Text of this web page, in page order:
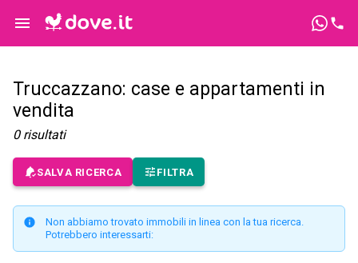
Truccazzano: case e appartamenti in
vendita
0 risultati
SALVA RICERCA FILTRA
Non abbiamo trovato immobili in linea con la tua ricerca.
Potrebbero interessarti: